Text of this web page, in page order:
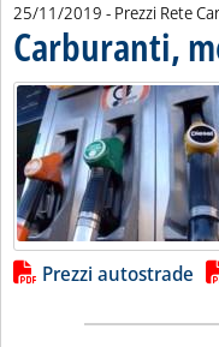
25/11/2019 - Prezzi Rete
Carburanti,
Lista allegati
Prezzi autostrade